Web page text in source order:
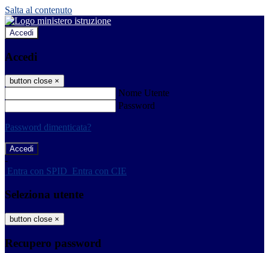
Salta al contenuto
Accedi
Accedi
button close ×
Nome Utente
Password
Password dimenticata?
-
Entra con SPID Entra con CIE
Seleziona utente
button close ×
Recupero password